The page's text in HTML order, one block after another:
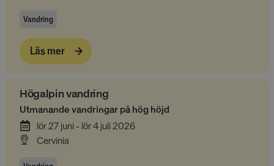
Vandring
Läs mer
Högalpin vandring
Utmanande vandringar på hög höjd
lör 27 juni - lör 4 juli 2026
Cervinia